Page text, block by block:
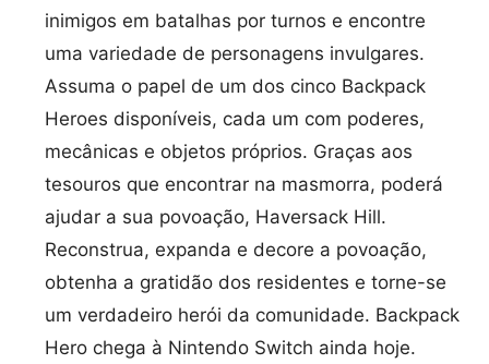
inimigos em batalhas por turnos e encontre
uma variedade de personagens invulgares.
Assuma o papel de um dos cinco Backpack
Heroes disponíveis, cada um com poderes,
mecânicas e objetos próprios. Graças aos
tesouros que encontrar na masmorra, poderá
ajudar a sua povoação, Haversack Hill.
Reconstrua, expanda e decore a povoação,
obtenha a gratidão dos residentes e torne-se
um verdadeiro herói da comunidade. Backpack
Hero chega à Nintendo Switch ainda hoje.